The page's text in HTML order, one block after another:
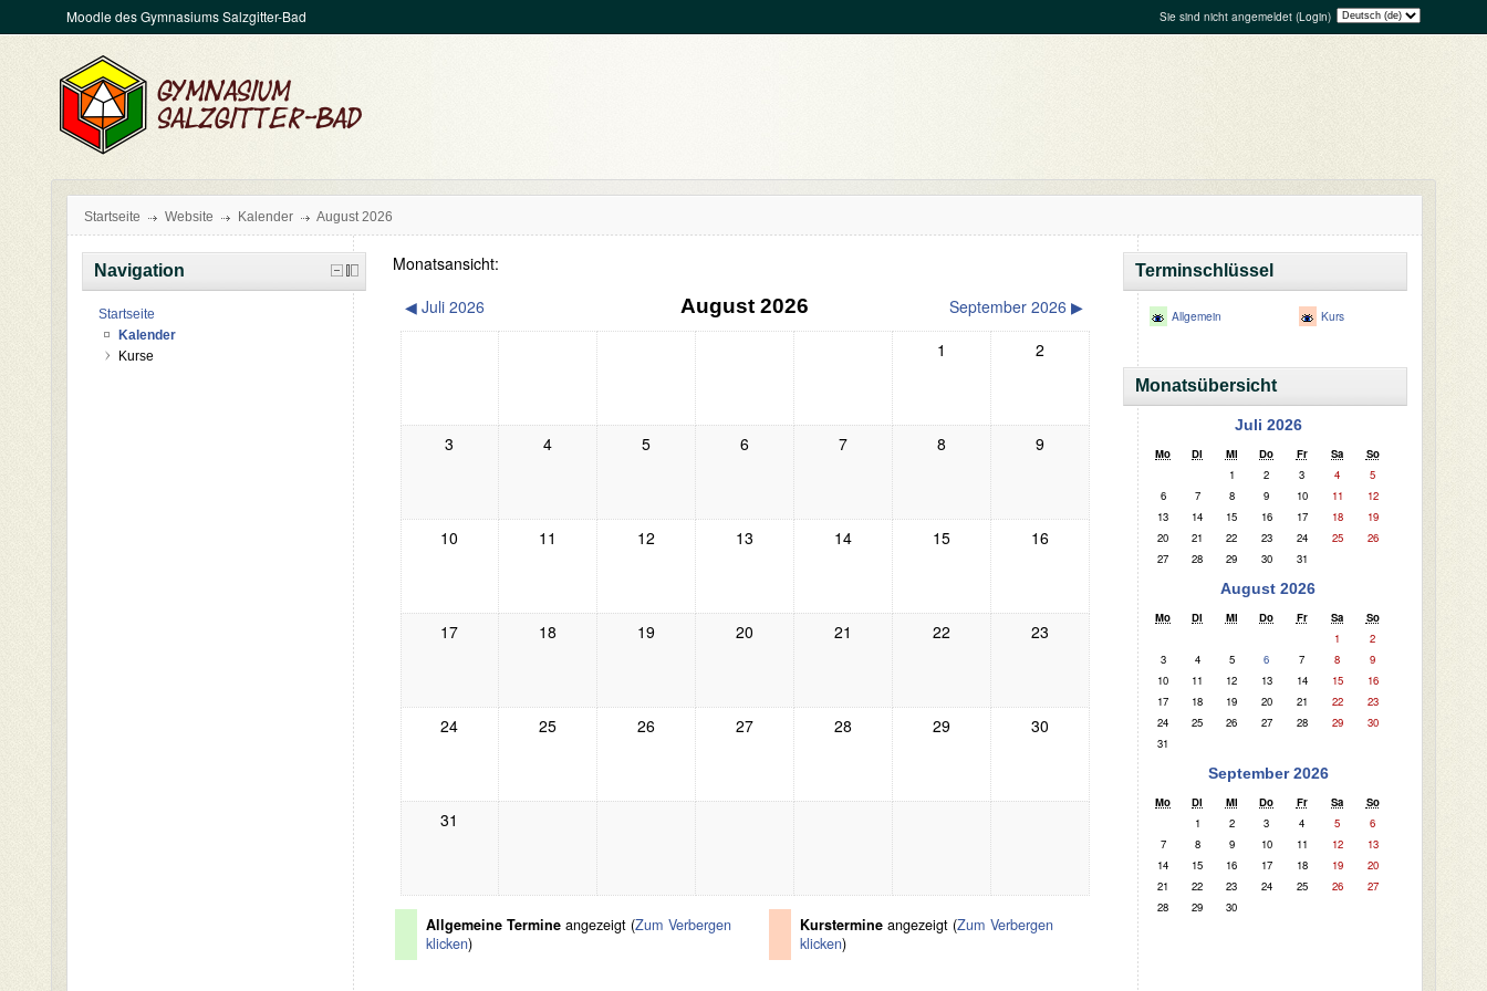
Moodle des Gymnasiums Salzgitter-Bad Sie sind nicht angemeldet (Login)
Startseite Website Kalender August 2026
Monatsansicht:
◀ Juli 2026 August 2026 September 2026 ▶
1 2
3 4 5 6 7 8 9
10 11 12 13 14 15 16
17 18 19 20 21 22 23
24 25 26 27 28 29 30
31
Allgemeine Termine angezeigt (Zum Verbergen
klicken)
Kurstermine angezeigt (Zum Verbergen
klicken)
Navigation
Startseite
Kalender
Kurse
Terminschlüssel
Allgemein Kurs
Monatsübersicht
Juli 2026
Mo Di Mi Do Fr Sa
So
1
2 3 4
5
6
7 8 9 10 11
12
13
14 15 16 17 18
19
20
21 22 23 24 25
26
27
28 29 30 31
August 2026
Mo Di Mi Do Fr Sa
So
1
2
3
4 5 6 7 8
9
10
11 12 13 14 15
16
17
18 19 20 21 22
23
24
25 26 27 28 29
30
31
September 2026
Mo Di Mi Do Fr Sa
So
1
2 3 4 5
6
7
8 9 10 11 12
13
14
15 16 17 18 19
20
21
22 23 24 25 26
27
28
29 30